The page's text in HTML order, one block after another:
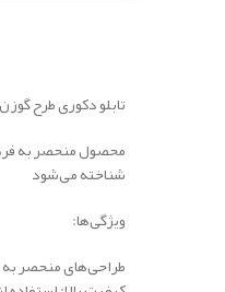
تابلو دکوری طرح
محصول منحصر به فرد
شناخته می‌شود
ویژگی‌ها:
طراحی‌های منحصر